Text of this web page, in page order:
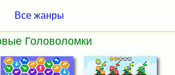
Все жанры
Головоломки